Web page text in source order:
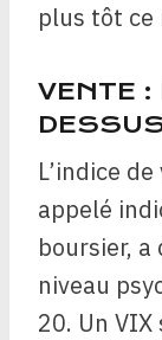
plus tôt ce
VENTE :
L’indice
appelé
boursier,
niveau
20. Un